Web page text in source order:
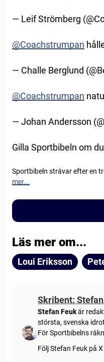
— Leif Strömberg
@Coachstrumpan
— Challe Berglund
@Coachstrumpan
— Johan Andersson
Gilla Sportbibeln om
Sportbibeln strävar efter en
mer...
Läs mer om...
Loui Eriksson
Skribent:
Stefan Feukär
största, svenska
För Sportbibelns
Följ Stefan Feuk på X